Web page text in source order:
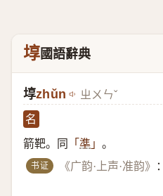
埻國語辭典
埻zhǔn ㄓㄨㄣˇ
名
箭靶。同 「 準 」 。
书证 《广韵·上声·准韵》 ：